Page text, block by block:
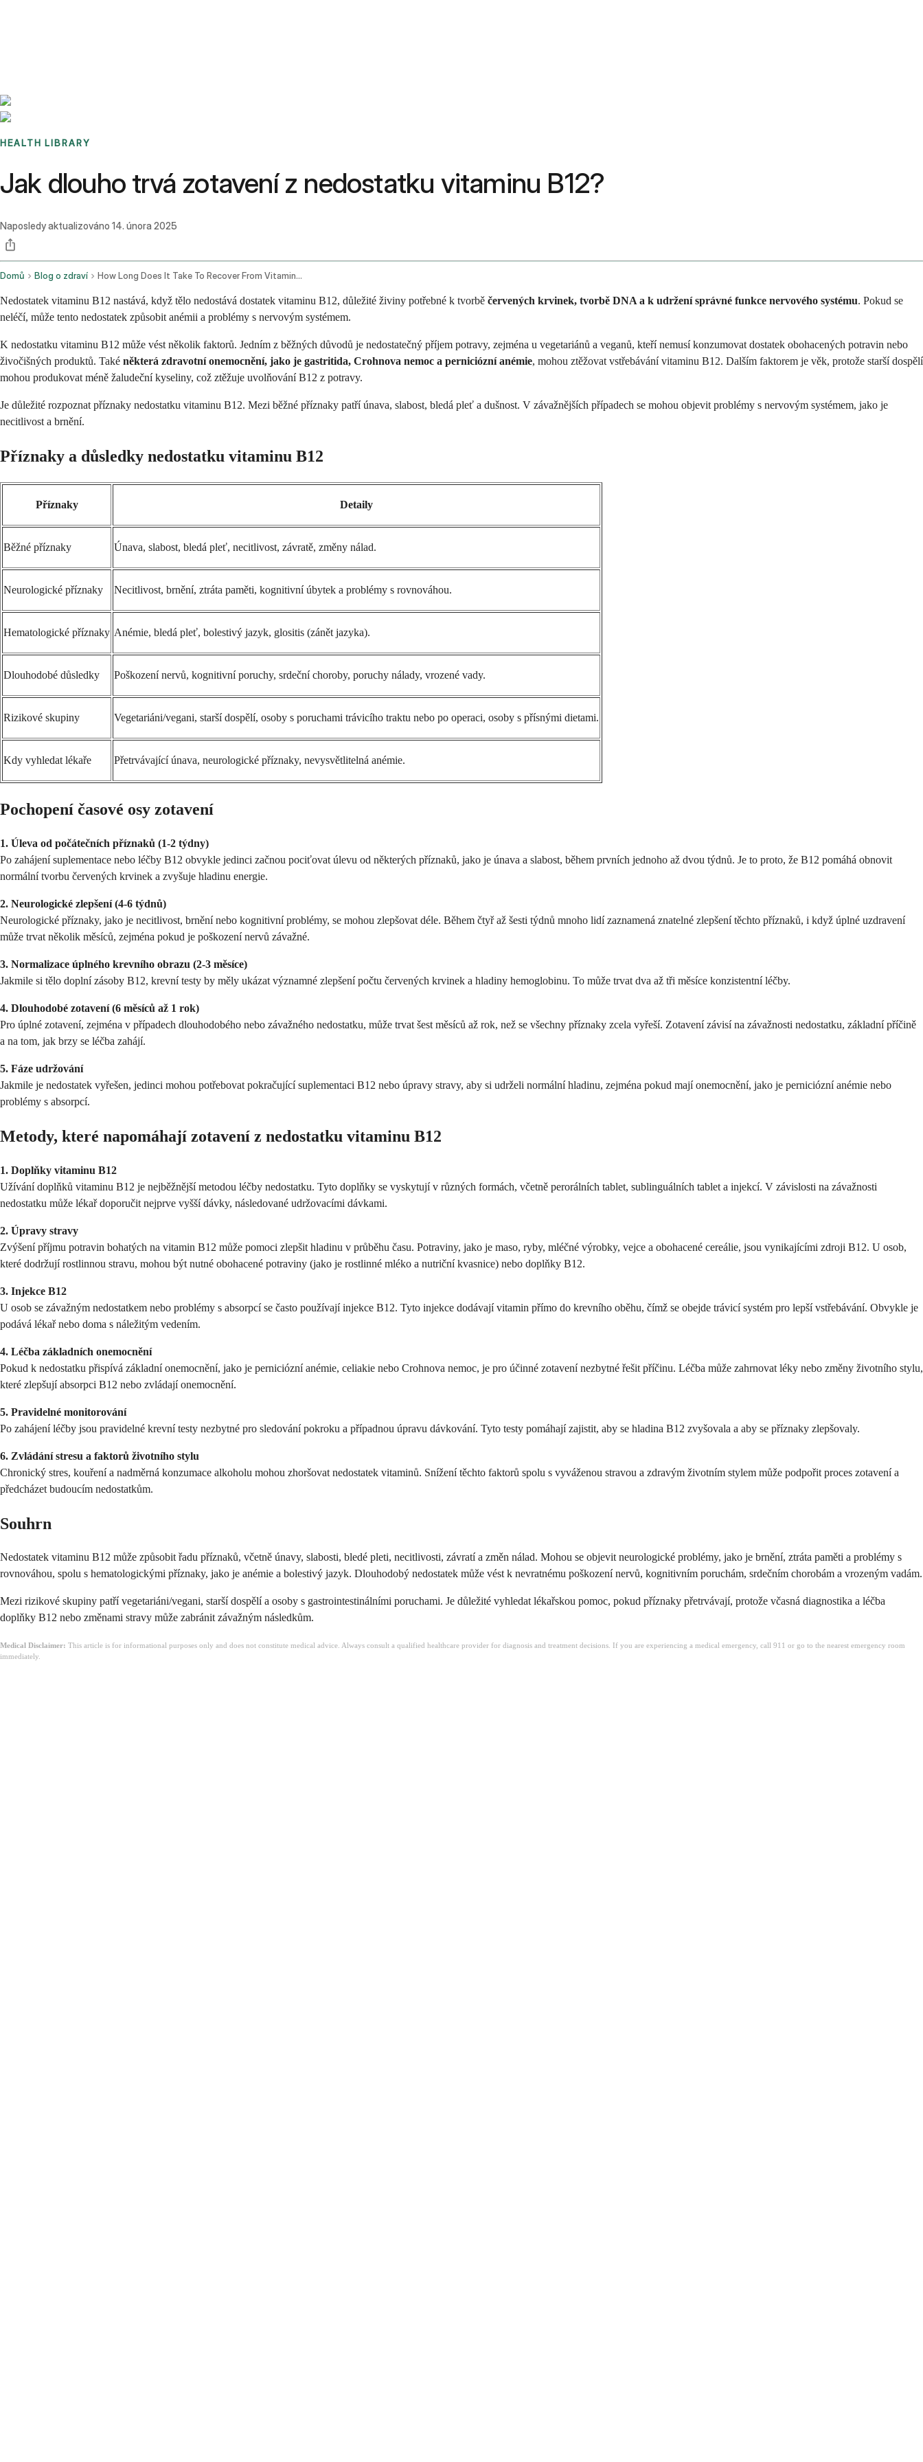
HEALTH LIBRARY
Jak dlouho trvá zotavení z nedostatku vitaminu B12?
Naposledy aktualizováno 14. února 2025
Domů Blog o zdraví How Long Does It Take To Recover From Vitamin B12 Deficiency
Nedostatek vitaminu B12 nastává, když tělo nedostává dostatek vitaminu B12, důležité živiny potřebné k tvorbě červených krvinek, tvorbě DNA a k udržení správné funkce nervového systému. Pokud se
neléčí, může tento nedostatek způsobit anémii a problémy s nervovým systémem.
K nedostatku vitaminu B12 může vést několik faktorů. Jedním z běžných důvodů je nedostatečný příjem potravy, zejména u vegetariánů a veganů, kteří nemusí konzumovat dostatek obohacených potravin nebo
živočišných produktů. Také některá zdravotní onemocnění, jako je gastritida, Crohnova nemoc a perniciózní anémie, mohou ztěžovat vstřebávání vitaminu B12. Dalším faktorem je věk, protože starší dospělí
mohou produkovat méně žaludeční kyseliny, což ztěžuje uvolňování B12 z potravy.
Je důležité rozpoznat příznaky nedostatku vitaminu B12. Mezi běžné příznaky patří únava, slabost, bledá pleť a dušnost. V závažnějších případech se mohou objevit problémy s nervovým systémem, jako je
necitlivost a brnění.
Příznaky a důsledky nedostatku vitaminu B12
Příznaky Detaily
Běžné příznaky Únava, slabost, bledá pleť, necitlivost, závratě, změny nálad.
Neurologické příznaky Necitlivost, brnění, ztráta paměti, kognitivní úbytek a problémy s rovnováhou.
Hematologické příznaky Anémie, bledá pleť, bolestivý jazyk, glositis (zánět jazyka).
Dlouhodobé důsledky Poškození nervů, kognitivní poruchy, srdeční choroby, poruchy nálady, vrozené vady.
Rizikové skupiny Vegetariáni/vegani, starší dospělí, osoby s poruchami trávicího traktu nebo po operaci, osoby s přísnými dietami.
Kdy vyhledat lékaře Přetrvávající únava, neurologické příznaky, nevysvětlitelná anémie.
Pochopení časové osy zotavení
1. Úleva od počátečních příznaků (1-2 týdny)
Po zahájení suplementace nebo léčby B12 obvykle jedinci začnou pociťovat úlevu od některých příznaků, jako je únava a slabost, během prvních jednoho až dvou týdnů. Je to proto, že B12 pomáhá obnovit
normální tvorbu červených krvinek a zvyšuje hladinu energie.
2. Neurologické zlepšení (4-6 týdnů)
Neurologické příznaky, jako je necitlivost, brnění nebo kognitivní problémy, se mohou zlepšovat déle. Během čtyř až šesti týdnů mnoho lidí zaznamená znatelné zlepšení těchto příznaků, i když úplné uzdravení
může trvat několik měsíců, zejména pokud je poškození nervů závažné.
3. Normalizace úplného krevního obrazu (2-3 měsíce)
Jakmile si tělo doplní zásoby B12, krevní testy by měly ukázat významné zlepšení počtu červených krvinek a hladiny hemoglobinu. To může trvat dva až tři měsíce konzistentní léčby.
4. Dlouhodobé zotavení (6 měsíců až 1 rok)
Pro úplné zotavení, zejména v případech dlouhodobého nebo závažného nedostatku, může trvat šest měsíců až rok, než se všechny příznaky zcela vyřeší. Zotavení závisí na závažnosti nedostatku, základní příčině
a na tom, jak brzy se léčba zahájí.
5. Fáze udržování
Jakmile je nedostatek vyřešen, jedinci mohou potřebovat pokračující suplementaci B12 nebo úpravy stravy, aby si udrželi normální hladinu, zejména pokud mají onemocnění, jako je perniciózní anémie nebo
problémy s absorpcí.
Metody, které napomáhají zotavení z nedostatku vitaminu B12
1. Doplňky vitaminu B12
Užívání doplňků vitaminu B12 je nejběžnější metodou léčby nedostatku. Tyto doplňky se vyskytují v různých formách, včetně perorálních tablet, sublinguálních tablet a injekcí. V závislosti na závažnosti
nedostatku může lékař doporučit nejprve vyšší dávky, následované udržovacími dávkami.
2. Úpravy stravy
Zvýšení příjmu potravin bohatých na vitamin B12 může pomoci zlepšit hladinu v průběhu času. Potraviny, jako je maso, ryby, mléčné výrobky, vejce a obohacené cereálie, jsou vynikajícími zdroji B12. U osob,
které dodržují rostlinnou stravu, mohou být nutné obohacené potraviny (jako je rostlinné mléko a nutriční kvasnice) nebo doplňky B12.
3. Injekce B12
U osob se závažným nedostatkem nebo problémy s absorpcí se často používají injekce B12. Tyto injekce dodávají vitamin přímo do krevního oběhu, čímž se obejde trávicí systém pro lepší vstřebávání. Obvykle je
podává lékař nebo doma s náležitým vedením.
4. Léčba základních onemocnění
Pokud k nedostatku přispívá základní onemocnění, jako je perniciózní anémie, celiakie nebo Crohnova nemoc, je pro účinné zotavení nezbytné řešit příčinu. Léčba může zahrnovat léky nebo změny životního stylu,
které zlepšují absorpci B12 nebo zvládají onemocnění.
5. Pravidelné monitorování
Po zahájení léčby jsou pravidelné krevní testy nezbytné pro sledování pokroku a případnou úpravu dávkování. Tyto testy pomáhají zajistit, aby se hladina B12 zvyšovala a aby se příznaky zlepšovaly.
6. Zvládání stresu a faktorů životního stylu
Chronický stres, kouření a nadměrná konzumace alkoholu mohou zhoršovat nedostatek vitaminů. Snížení těchto faktorů spolu s vyváženou stravou a zdravým životním stylem může podpořit proces zotavení a
předcházet budoucím nedostatkům.
Souhrn
Nedostatek vitaminu B12 může způsobit řadu příznaků, včetně únavy, slabosti, bledé pleti, necitlivosti, závratí a změn nálad. Mohou se objevit neurologické problémy, jako je brnění, ztráta paměti a problémy s
rovnováhou, spolu s hematologickými příznaky, jako je anémie a bolestivý jazyk. Dlouhodobý nedostatek může vést k nevratnému poškození nervů, kognitivním poruchám, srdečním chorobám a vrozeným vadám.
Mezi rizikové skupiny patří vegetariáni/vegani, starší dospělí a osoby s gastrointestinálními poruchami. Je důležité vyhledat lékařskou pomoc, pokud příznaky přetrvávají, protože včasná diagnostika a léčba
doplňky B12 nebo změnami stravy může zabránit závažným následkům.
Medical Disclaimer: This article is for informational purposes only and does not constitute medical advice. Always consult a qualified healthcare provider for diagnosis and treatment decisions. If you are experiencing a medical emergency, call 911 or go to the nearest emergency room
immediately.